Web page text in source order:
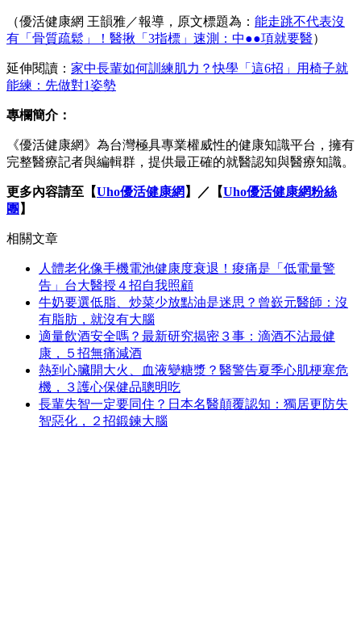
（優活健康網 王韻雅／報導，原文標題為： 能走跳不代表沒
有「骨質疏鬆」！醫揪「3指標」速測：中●●項就要醫）
延伸閱讀： 家中長輩如何訓練肌力？快學「這6招」用椅子就
能練：先做對1姿勢
專欄簡介：
《優活健康網》為台灣極具專業權威性的健康知識平台，擁有
完整醫療記者與編輯群，提供最正確的就醫認知與醫療知識。
更多內容請至【Uho優活健康網 】 ／【Uho優活健康網粉絲
團 】
相關文章
人體老化像手機電池健康度衰退！痠痛是「低電量警
告」台大醫授４招自我照顧
牛奶要選低脂、炒菜少放點油是迷思？曾嶔元醫師：沒
有脂肪，就沒有大腦
適量飲酒安全嗎？最新研究揭密３事：滴酒不沾最健
康，５招無痛減酒
熱到心臟開大火、血液變糖漿？醫警告夏季心肌梗塞危
機，３護心保健品聰明吃
長輩失智一定要同住？日本名醫顛覆認知：獨居更防失
智惡化，２招鍛鍊大腦